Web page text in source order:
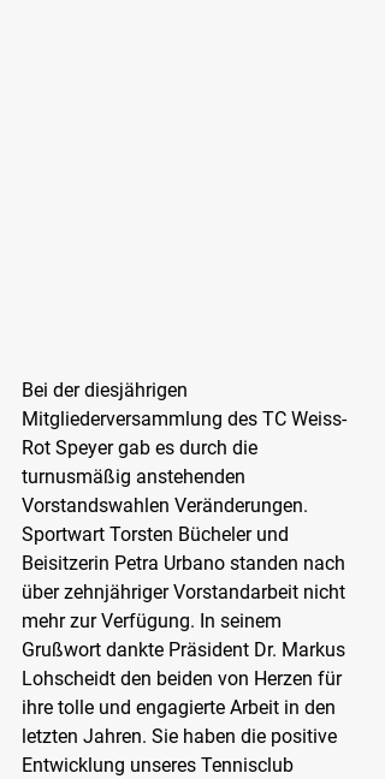
Bei der diesjährigen
Mitgliederversammlung des TC Weiss-
Rot Speyer gab es durch die
turnusmäßig anstehenden
Vorstandswahlen Veränderungen.
Sportwart Torsten Bücheler und
Beisitzerin Petra Urbano standen nach
über zehnjähriger Vorstandarbeit nicht
mehr zur Verfügung. In seinem
Grußwort dankte Präsident Dr. Markus
Lohscheidt den beiden von Herzen für
ihre tolle und engagierte Arbeit in den
letzten Jahren. Sie haben die positive
Entwicklung unseres Tennisclub